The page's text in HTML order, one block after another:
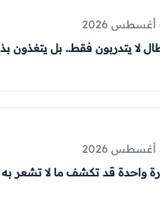
لا يتدربون فقط.. بل يتغذون
واحدة قد تكشف ما لا تشعر به